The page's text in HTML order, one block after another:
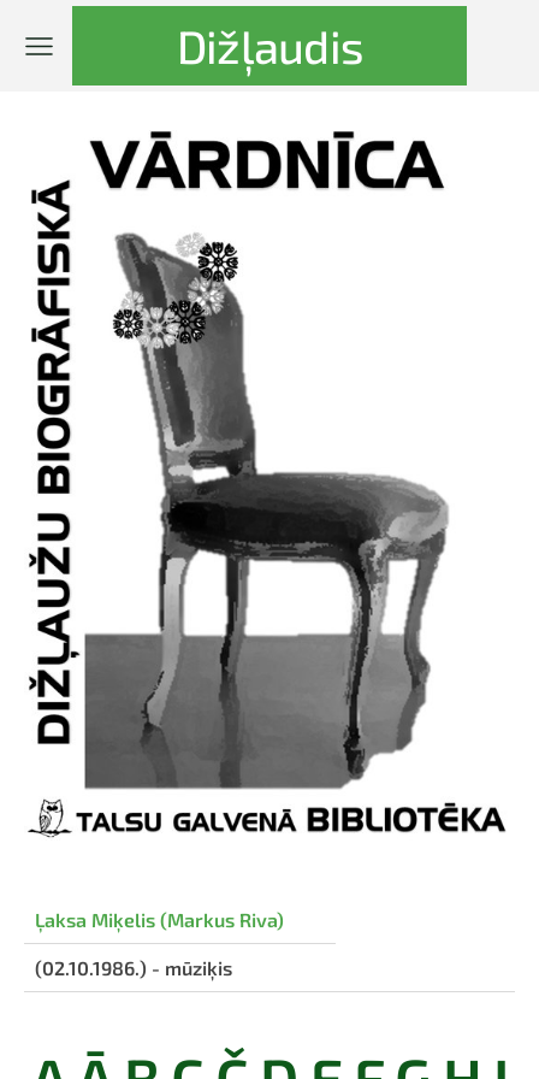
Dižļaudis
Ļaksa Miķelis (Markus Riva)
(02.10.1986.) - mūziķis